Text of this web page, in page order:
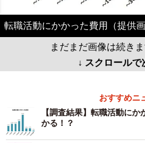
転職活動にかかった費用（提供画
まだまだ画像は続き
↓ スクロールで
おすすめニ
【調査結果】転職活動に
かる！？